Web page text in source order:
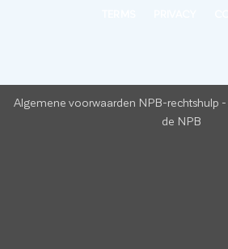
Algemene voorwaarden NPB-rechtshulp -
de NPB